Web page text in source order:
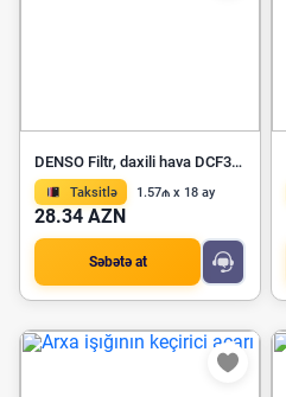
DENSO Filtr, daxili hava DCF385K
Taksitlə 1.57₼ x 18 ay
28.34 AZN
Səbətə at